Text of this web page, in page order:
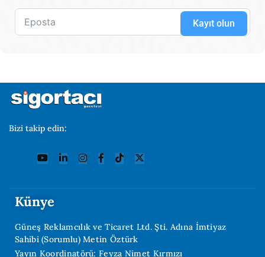
Kayıt olun
Bizi takip edin:
Künye
Güneş Reklamcılık ve Ticaret Ltd. Şti. Adına İmtiyaz
Sahibi (Sorumlu) Metin Öztürk
Yayın Koordinatörü: Feyza Nimet Kırmızı